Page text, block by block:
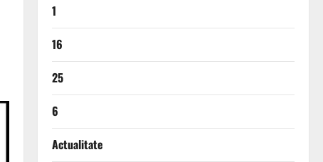
1
16
25
6
Actualitate